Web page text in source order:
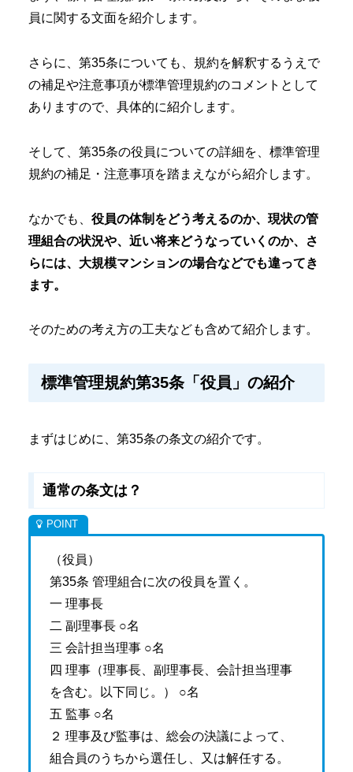
員に関する文面を紹介します。
さらに、第35条についても、規約を解釈するうえで
の補足や注意事項が標準管理規約のコメントとして
ありますので、具体的に紹介します。
そして、第35条の役員についての詳細を、標準管理
規約の補足・注意事項を踏まえながら紹介します。
なかでも、 役員の体制をどう考えるのか、現状の管
理組合の状況や、近い将来どうなっていくのか、さ
らには、大規模マンションの場合などでも違ってき
ます。
そのための考え方の工夫なども含めて紹介します。
標準管理規約第35条「役員」の紹介
まずはじめに、第35条の条文の紹介です。
通常の条文は？
（役員）
第35条 管理組合に次の役員を置く。
一 理事長
二 副理事長 ○名
三 会計担当理事 ○名
四 理事（理事長、副理事長、会計担当理事
を含む。以下同じ。） ○名
五 監事 ○名
２ 理事及び監事は、総会の決議によって、
組合員のうちから選任し、又は解任する。